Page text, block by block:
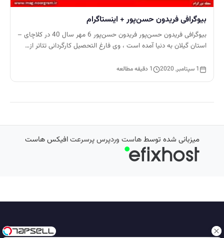
بیوگرافی فریدون حسن‌پور + اینستاگرام
بیوگرافی فریدون حسن‌پور فریدون حسن‌پور 6 مهر سال 40 در کلاچای –
استان گیلان به دنیا آمده است ، وی فارغ التحصیل کارگردانی تئاتر از…
1 سپتامبر, 2020 1 دقیقه مطالعه
میزبانی شده توسطهاست وردپرس پرسرعتافیکس هاست